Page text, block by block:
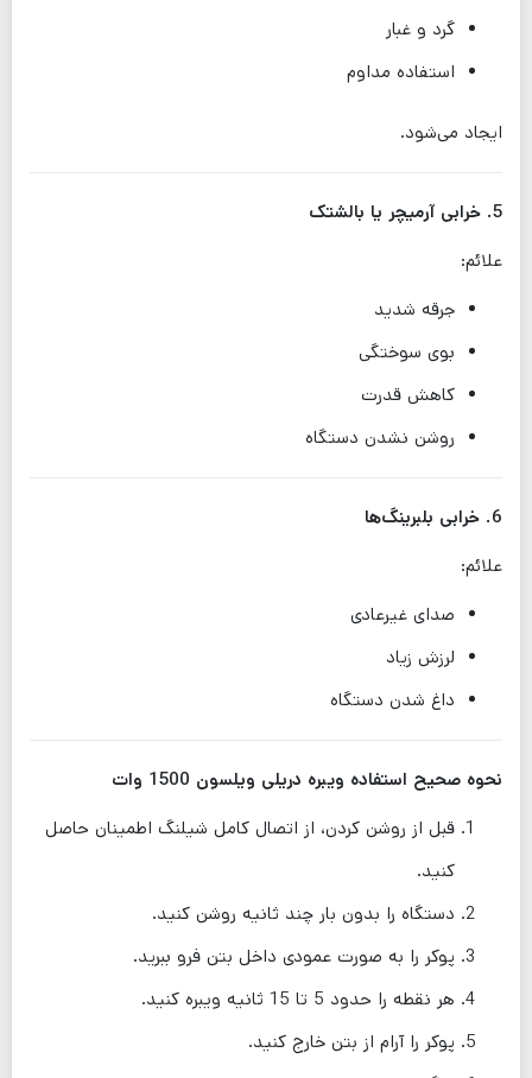
گرد و غبار
استفاده مداوم
ایجاد می‌شود.
5. خرابی آرمیچر یا بالشتک
علائم:
جرقه شدید
بوی سوختگی
کاهش قدرت
روشن نشدن دستگاه
6. خرابی بلبرینگ‌ها
علائم:
صدای غیرعادی
لرزش زیاد
داغ شدن دستگاه
نحوه صحیح استفاده ویبره دریلی ویلسون 1500 وات
قبل از روشن کردن، از اتصال کامل شیلنگ اطمینان حاصل
کنید.
دستگاه را بدون بار چند ثانیه روشن کنید.
پوکر را به صورت عمودی داخل بتن فرو ببرید.
هر نقطه را حدود 5 تا 15 ثانیه ویبره کنید.
پوکر را آرام از بتن خارج کنید.